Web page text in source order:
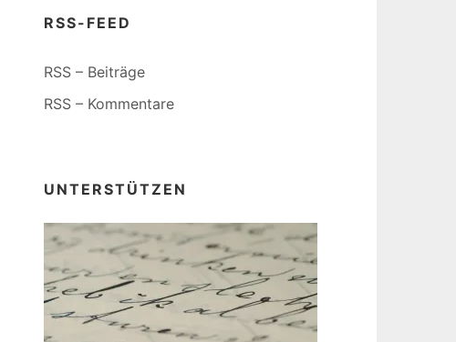
RSS-FEED
RSS – Beiträge
RSS – Kommentare
UNTERSTÜTZEN